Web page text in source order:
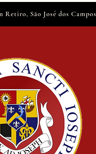
Retiro, São José dos